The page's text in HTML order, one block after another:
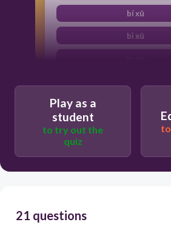
bí xū
bì xū
Play as a
student
to try out the
quiz
21 questions